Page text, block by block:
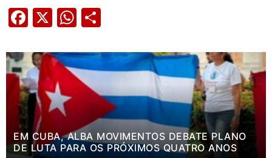
Facebook
X WhatsApp
EM CUBA, ALBA MOVIMENTOS DEBATE PLANO
DE LUTA PARA OS PRÓXIMOS QUATRO ANOS